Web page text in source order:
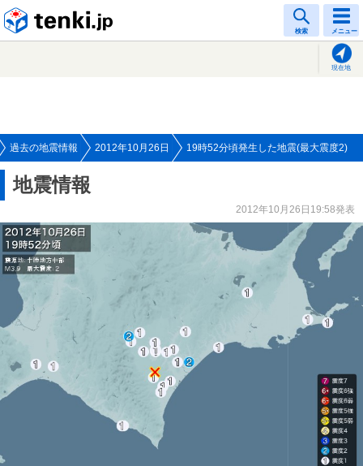
検索 メニュー
現在地
過去の地震情報 2012年10月26日 19時52分頃発生した地震(最大震度2)
地震情報
2012年10月26日19:58発表